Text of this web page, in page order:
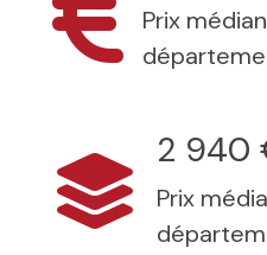
Prix
2 940
Prix